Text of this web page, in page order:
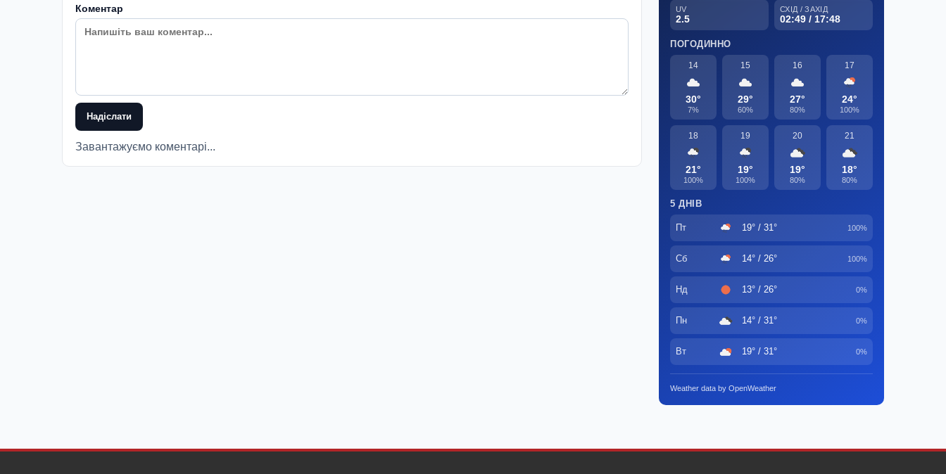
Коментар
Надіслати
Завантажуємо коментарі...
UV
2.5
СХІД / ЗАХІД
02:49 / 17:48
ПОГОДИННО
14
30°
7%
15
29°
60%
16
27°
80%
17
24°
100%
18
21°
100%
19
19°
100%
20
19°
80%
21
18°
80%
5 ДНІВ
Пт 19° / 31° 100%
Сб 14° / 26° 100%
Нд 13° / 26° 0%
Пн 14° / 31° 0%
Вт 19° / 31° 0%
Weather data by OpenWeather